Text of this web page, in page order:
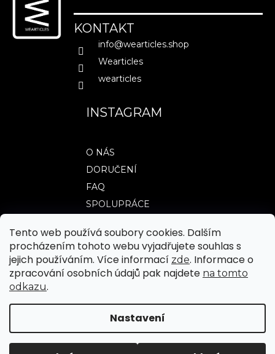
Tento web používá soubory cookies. Dalším
procházením tohoto webu vyjadřujete souhlas s
jejich používáním. Více informací zde. Informace o
zpracování osobních údajů pak najdete na tomto
odkazu.
Nastavení
KONTAKT
info@wearticles.shop
Wearticles
wearticles
INSTAGRAM
O NÁS
DORUČENÍ
FAQ
SPOLUPRÁCE
TABULKY VELIKOSTÍ
OBCHODNÍ PODMÍNKY
REKLAMACE A VRÁCENÍ ZBOŽÍ
Vytvořil Shoptet|Upravilo FV STUDIO